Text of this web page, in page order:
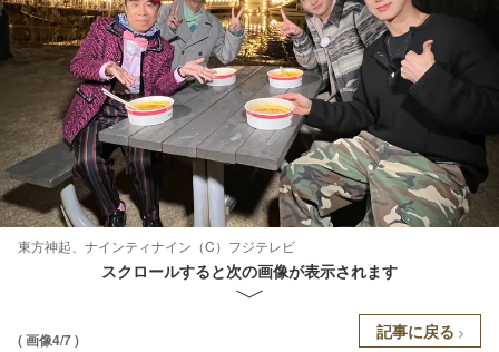
東方神起、ナインティナイン（C）フジテレビ
スクロールすると次の画像が表示されます
( 画像4/7 ) 記事に戻る